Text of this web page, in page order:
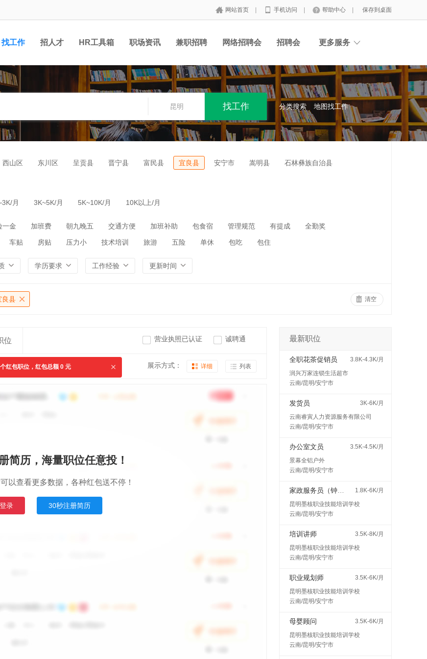
网站首页 手机访问 帮助中心 保存到桌面
找工作 招人才 HR工具箱 职场资讯 兼职招聘 网络招聘会 招聘会 更多服务
昆明 分类搜索 地图找工作
西山区 东川区 呈贡县 晋宁县 富民县 宜良县 安宁市 嵩明县 石林彝族自治县
月 3K~5K/月 5K~10K/月 10K以上/月
一金 加班费 朝九晚五 交通方便 加班补助 包食宿 管理规范 有提成 全勤奖
车贴 房贴 压力小 技术培训 旅游 五险 单休 包吃 包住
学历要求 工作经验 更新时间
良县 清空
位
个红包职位，红包总额 0 元
营业执照已认证 诚聘通
展示方式： 详细 列表
简历，海量职位任意投！
以查看更多数据，各种红包送不停！
录 30秒注册简历
最新职位
全职花茶促销员
3.8K-4.3K/月
润兴万家连锁生活超市
云南/昆明/安宁市
发货员
3K-6K/月
云南睿寅人力资源服务有限公司
云南/昆明/安宁市
办公室文员
3.5K-4.5K/月
景幕全铝户外
云南/昆明/安宁市
1.8K-6K/月
昆明墨核职业技能培训学校
云南/昆明/安宁市
培训讲师
3.5K-8K/月
昆明墨核职业技能培训学校
云南/昆明/安宁市
职业规划师
3.5K-6K/月
昆明墨核职业技能培训学校
云南/昆明/安宁市
母婴顾问
3.5K-6K/月
昆明墨核职业技能培训学校
云南/昆明/安宁市